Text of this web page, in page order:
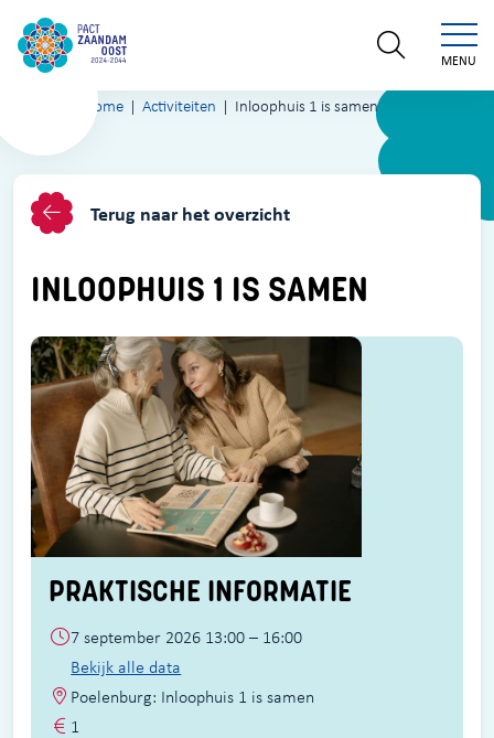
MENU
Home Activiteiten Inloophuis 1 is samen
Terug naar het overzicht
INLOOPHUIS 1 IS SAMEN
PRAKTISCHE INFORMATIE
7 september 2026 13:00 – 16:00
Bekijk alle data
Poelenburg: Inloophuis 1 is samen
1